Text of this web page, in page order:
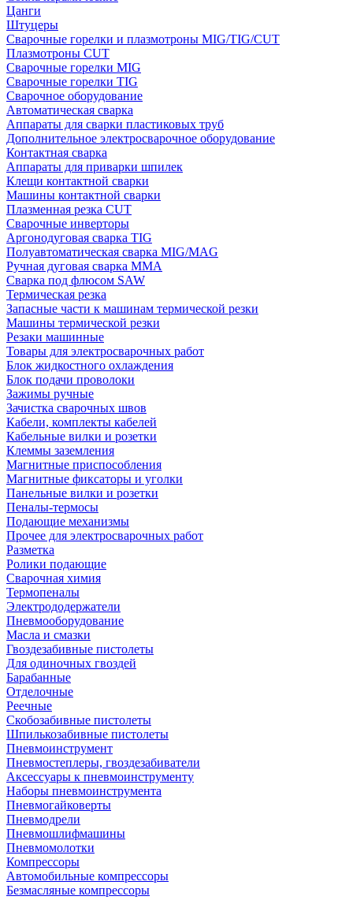
Цанги
Штуцеры
Сварочные горелки и плазмотроны MIG/TIG/CUT
Плазмотроны CUT
Сварочные горелки MIG
Сварочные горелки TIG
Сварочное оборудование
Автоматическая сварка
Аппараты для сварки пластиковых труб
Дополнительное электросварочное оборудование
Контактная сварка
Аппараты для приварки шпилек
Клещи контактной сварки
Машины контактной сварки
Плазменная резка CUT
Сварочные инверторы
Аргонодуговая сварка TIG
Полуавтоматическая сварка MIG/MAG
Ручная дуговая сварка MMA
Сварка под флюсом SAW
Термическая резка
Запасные части к машинам термической резки
Машины термической резки
Резаки машинные
Товары для электросварочных работ
Блок жидкостного охлаждения
Блок подачи проволоки
Зажимы ручные
Зачистка сварочных швов
Кабели, комплекты кабелей
Кабельные вилки и розетки
Клеммы заземления
Магнитные приспособления
Магнитные фиксаторы и уголки
Панельные вилки и розетки
Пеналы-термосы
Подающие механизмы
Прочее для электросварочных работ
Разметка
Ролики подающие
Сварочная химия
Термопеналы
Электрододержатели
Пневмооборудование
Масла и смазки
Гвоздезабивные пистолеты
Для одиночных гвоздей
Барабанные
Отделочные
Реечные
Скобозабивные пистолеты
Шпилькозабивные пистолеты
Пневмоинструмент
Пневмостеплеры, гвоздезабиватели
Аксессуары к пневмоинструменту
Наборы пневмоинструмента
Пневмогайковерты
Пневмодрели
Пневмошлифмашины
Пневмомолотки
Компрессоры
Автомобильные компрессоры
Безмасляные компрессоры